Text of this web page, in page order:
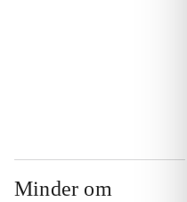
Minder om